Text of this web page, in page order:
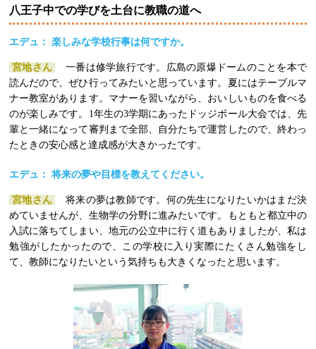
八王子中での学びを土台に教職の道へ
エデュ： 楽しみな学校行事は何ですか。
宮地さん
一番は修学旅行です。広島の原爆ドームのことを本で
読んだので、ぜひ行ってみたいと思っています。夏にはテーブルマ
ナー教室があります。マナーを習いながら、おいしいものを食べる
のが楽しみです。1年生の3学期にあったドッジボール大会では、先
輩と一緒になって審判まで全部、自分たちで運営したので、終わっ
たときの安心感と達成感が大きかったです。
エデュ： 将来の夢や目標を教えてください。
宮地さん
将来の夢は教師です。何の先生になりたいかはまだ決
めていませんが、生物学の分野に進みたいです。もともと都立中の
入試に落ちてしまい、地元の公立中に行く道もありましたが、私は
勉強がしたかったので、この学校に入り実際にたくさん勉強をし
て、教師になりたいという気持ちも大きくなったと思います。